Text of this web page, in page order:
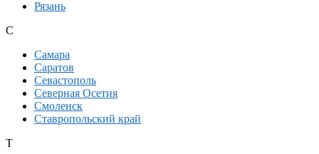
Рязань
С
Самара
Саратов
Севастополь
Северная Осетия
Смоленск
Ставропольский край
Т